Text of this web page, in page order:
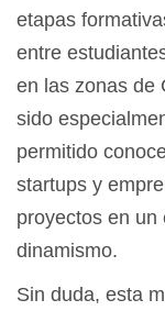
etapas
entre
en las zonas de
sido
permitido
startups y
proyectos en un
dinamismo.
Sin duda, esta